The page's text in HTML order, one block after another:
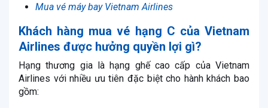
Mua vé máy bay Vietnam Airlines
Khách hàng mua vé hạng C của Vietnam
Airlines được hưởng quyền lợi gì?
Hạng thương gia là hạng ghế cao cấp của Vietnam
Airlines với nhiều ưu tiên đặc biệt cho hành khách bao
gồm: